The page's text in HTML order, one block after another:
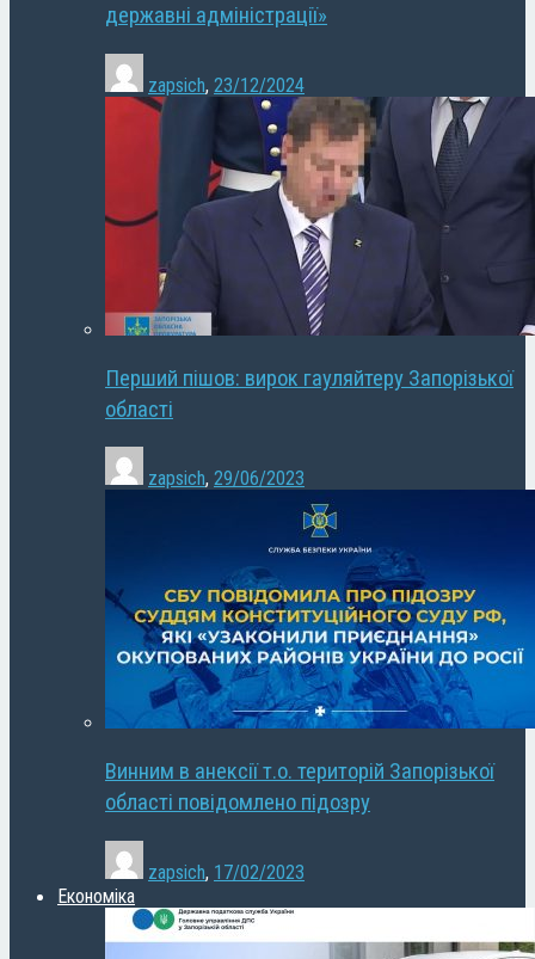
державні адміністрації»
zapsich, 23/12/2024
Перший пішов: вирок гауляйтеру Запорізької
області
zapsich, 29/06/2023
Винним в анексії т.о. територій Запорізької
області повідомлено підозру
zapsich, 17/02/2023
Економіка